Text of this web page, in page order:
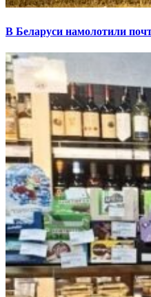
В Беларуси намолотили